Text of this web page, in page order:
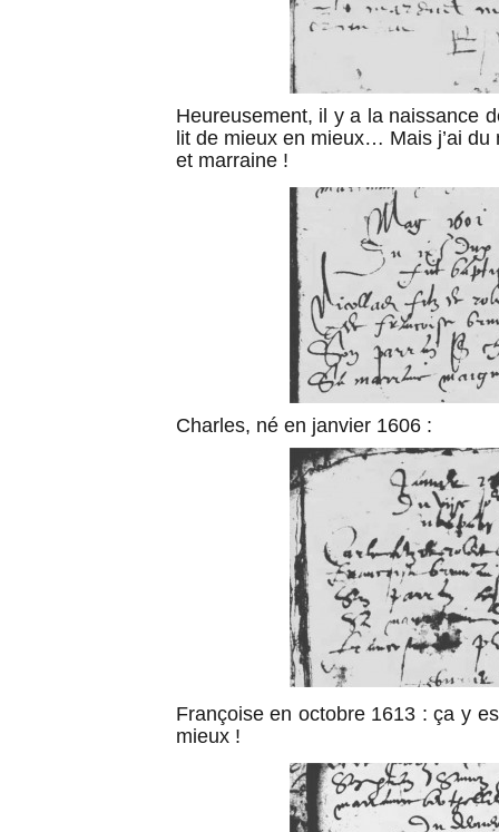
Heureusement, il y a la naissance
lit de mieux en mieux… Mais j’ai
et marraine !
Charles, né en janvier 1606 :
Françoise en octobre 1613 : ça y
mieux !